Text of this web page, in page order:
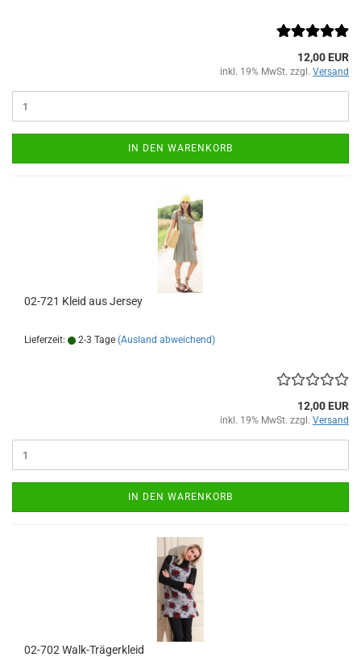
12,00 EUR
inkl. 19% MwSt. zzgl. Versand
IN DEN WARENKORB
02-721 Kleid aus Jersey
Lieferzeit: 2-3 Tage (Ausland abweichend)
12,00 EUR
inkl. 19% MwSt. zzgl. Versand
IN DEN WARENKORB
02-702 Walk-Trägerkleid